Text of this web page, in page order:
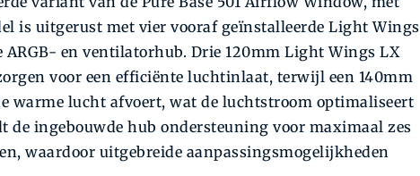
is uitgerust met vier vooraf geïnstalleerde Light Wings
en ventilatorhub. Drie 120mm Light Wings LX
voor een efficiënte luchtinlaat, terwijl een 140mm
warme lucht afvoert, wat de luchtstroom optimaliseert
de ingebouwde hub ondersteuning voor maximaal zes
waardoor uitgebreide aanpassingsmogelijkheden